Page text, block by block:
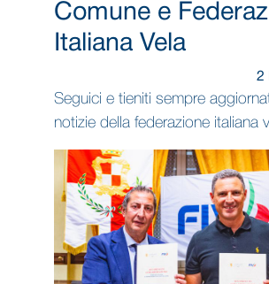
Comune e
Italiana Vela
2
Seguici e tieniti sempre
notizie della federazione italiana